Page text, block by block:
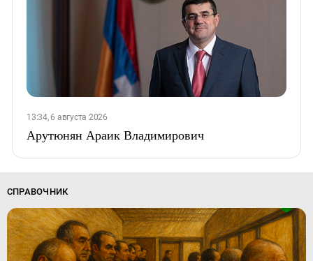
13:34, 6 августа 2026
Арутюнян Араик Владимирович
СПРАВОЧНИК